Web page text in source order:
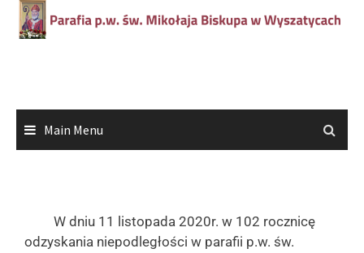
Main Menu
W dniu 11 listopada 2020r. w 102 rocznicę
odzyskania niepodległości w parafii p.w. św.